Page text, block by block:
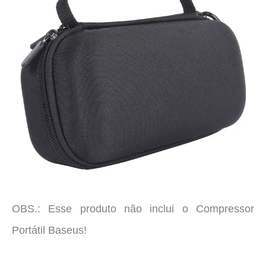
OBS.: Esse produto não inclui o Compressor
Portátil Baseus!